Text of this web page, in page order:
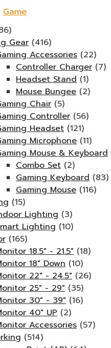
Game
Gear (416)
Accessories (22)
Controller Charger (7)
Headset Stand (1)
Mouse Bungee (2)
Chair (5)
Controller (56)
Headset (121)
Microphone (11)
Mouse & Keyboard
Combo Set (2)
Gaming Keyboard (83)
Gaming Mouse (116)
(15)
Lighting (3)
Lighting (10)
(165)
18.5" - 21.5" (18)
18" Down (10)
22" - 24.5" (26)
25" - 29" (35)
30" - 39" (16)
40" UP (2)
Accessories (57)
(514)